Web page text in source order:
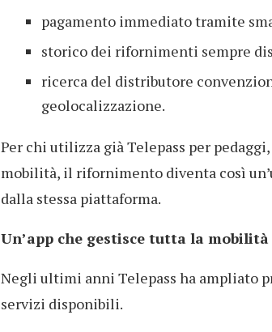
pagamento immediato tramite
storico dei rifornimenti sempre
ricerca del distributore
geolocalizzazione.
Per chi utilizza già Telepass per
mobilità, il rifornimento diventa così
dalla stessa piattaforma.
Un’app che gestisce tutta la mobilità
Negli ultimi anni Telepass ha ampliato
servizi disponibili.